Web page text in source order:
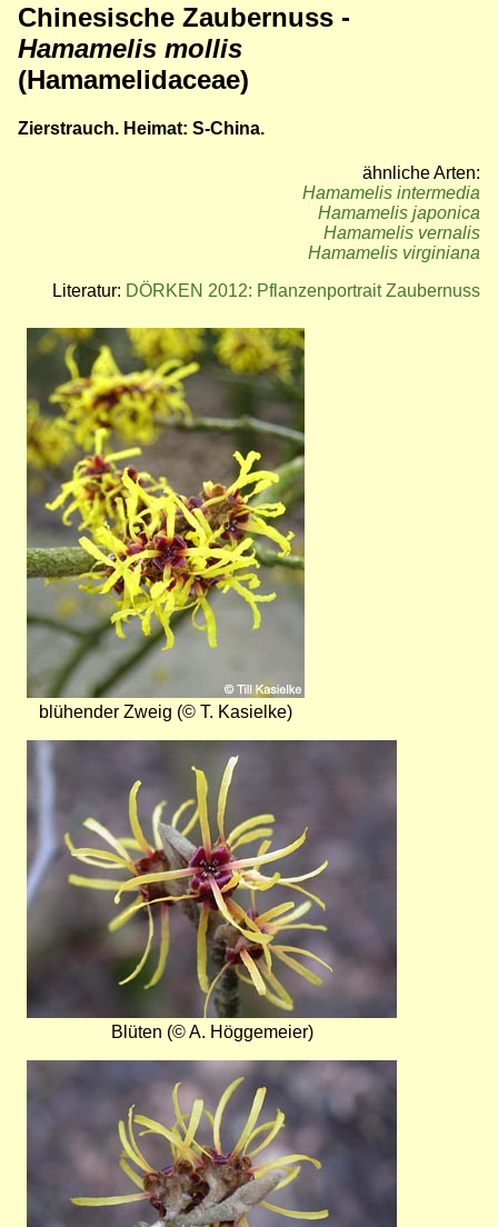
Chinesische Zaubernuss -
Hamamelis mollis
(Hamamelidaceae)
Zierstrauch. Heimat: S-China.
ähnliche Arten:
Hamamelis intermedia
Hamamelis japonica
Hamamelis vernalis
Hamamelis virginiana
Literatur: DÖRKEN 2012: Pflanzenportrait Zaubernuss
Bild
blühender Zweig (© T. Kasielke)
Bild
Blüten (© A. Höggemeier)